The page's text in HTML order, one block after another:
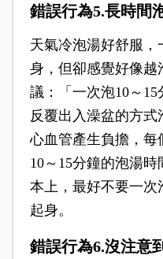
錯誤行為5.長時間
天氣冷泡湯好舒服，
身，但卻感覺好像越
議：「一次泡10～
反覆出入澡盆的方
心血管產生負擔，每
10～15分鐘的泡湯
本上，最好不要一
起身。
錯誤行為6.沒注意